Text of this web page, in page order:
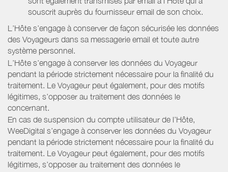
souscrit auprès du fournisseur email de son choix.
L’Hôte s’engage à conserver de façon sécurisée les données
des Voyageurs dans sa messagerie email et toute autre
système personnel.
L’Hôte s’engage à conserver les données du Voyageur
pendant la période strictement nécessaire pour la finalité du
traitement. Le Voyageur peut également, pour des motifs
légitimes, s’opposer au traitement des données le
concernant.
En cas de suspension du compte utilisateur de l’Hôte,
WeeDigital s’engage à conserver les données du Voyageur
pendant la période strictement nécessaire pour la finalité du
traitement. Le Voyageur peut également, pour des motifs
légitimes, s’opposer au traitement des données le